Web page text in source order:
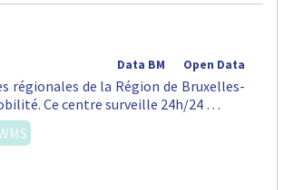
Open Data
Data BM
régionales de la Région de Bruxelles-
Ce centre surveille 24h/24 …